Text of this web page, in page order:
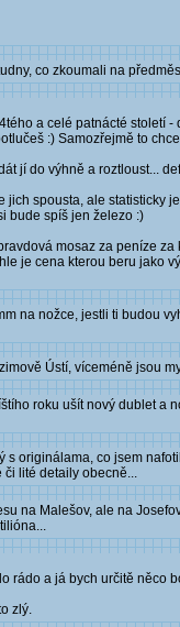
co zkoumali na
a celé patnácté století -
:) Samozřejmě to
jí do výhně a roztloust...
spousta, ale statisticky
bude spíš jen železo :)
mosaz za peníze
je cena kterou beru jako
na nožce, jestli ti budou
Ústí, víceméně jsou
roku ušít nový dublet a
originálama, co jsem
či lité detaily obecně...
na Malešov, ale na
rádo a já bych určitě něco
zlý.